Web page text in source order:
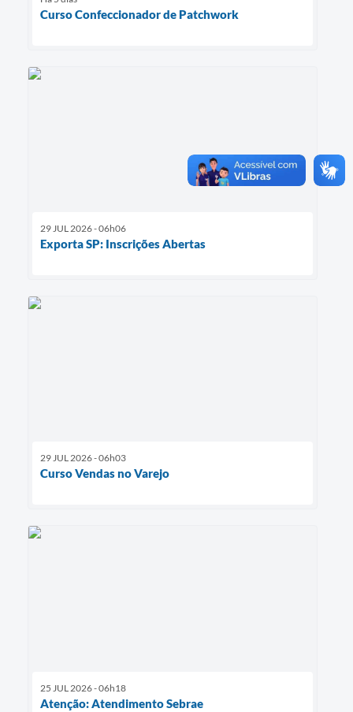
Curso Confeccionador de Patchwork
29 JUL 2026 - 06h06
Exporta SP: Inscrições Abertas
29 JUL 2026 - 06h03
Curso Vendas no Varejo
25 JUL 2026 - 06h18
Atenção: Atendimento Sebrae